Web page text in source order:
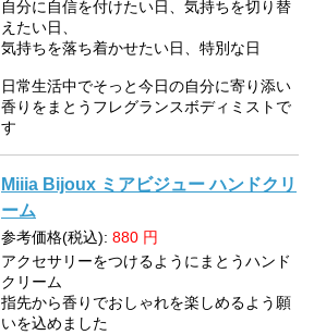
自分に自信を付けたい日、気持ちを切り替
えたい日、
気持ちを落ち着かせたい日、特別な日
日常生活中でそっと今日の自分に寄り添い
香りをまとうフレグランスボディミストで
す
Miiia Bijoux ミアビジュー ハンドクリ
ーム
参考価格(税込): 880 円
アクセサリーをつけるようにまとうハンド
クリーム
指先から香りでおしゃれを楽しめるよう願
いを込めました